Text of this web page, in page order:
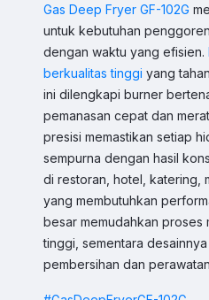
Gas Deep Fryer GF-102G
untuk kebutuhan
dengan waktu yang efisien.
berkualitas tinggi yang
ini dilengkapi burner
pemanasan cepat dan
presisi memastikan setiap
sempurna dengan hasil
di restoran, hotel, katering,
yang membutuhkan
besar memudahkan proses
tinggi, sementara
pembersihan dan
Sales & Support
Pilih Kontak
Respon cepat untuk order,